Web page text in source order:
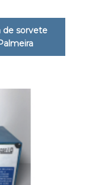
de sorvete